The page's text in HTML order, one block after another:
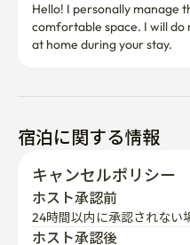
Hello! I personally manage
comfortable space. I will do
at home during your stay.
宿泊に関する情報
キャンセルポリシー
ホスト承認前
24時間以内に承認されない
ホスト承認後